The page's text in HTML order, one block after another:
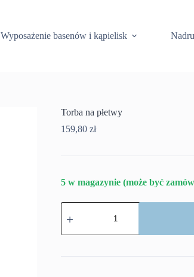
Wyposażenie basenów i kąpielisk
Torba na płetwy
159,80 zł
5 w magazynie (może być
ilość
Torba
płetwy